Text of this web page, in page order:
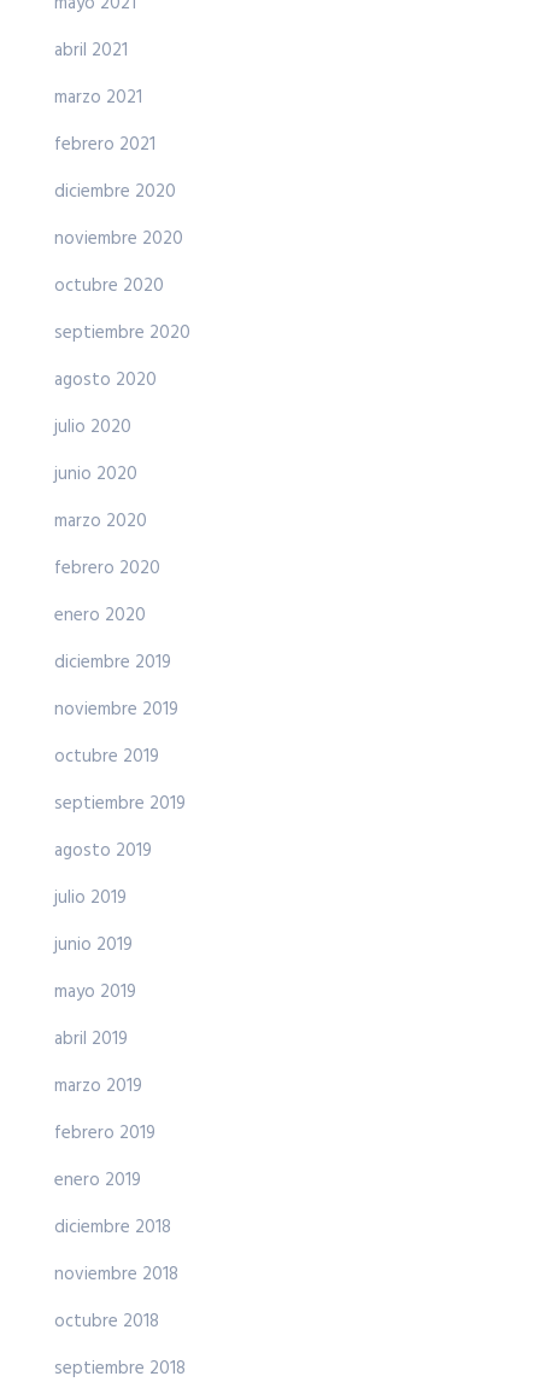
abril 2021
marzo 2021
febrero 2021
diciembre 2020
noviembre 2020
octubre 2020
septiembre 2020
agosto 2020
julio 2020
junio 2020
marzo 2020
febrero 2020
enero 2020
diciembre 2019
noviembre 2019
octubre 2019
septiembre 2019
agosto 2019
julio 2019
junio 2019
mayo 2019
abril 2019
marzo 2019
febrero 2019
enero 2019
diciembre 2018
noviembre 2018
octubre 2018
septiembre 2018